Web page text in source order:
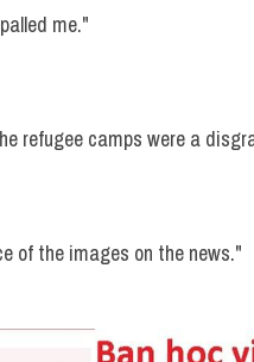
me."
refugee camps were a
of the images on the news."